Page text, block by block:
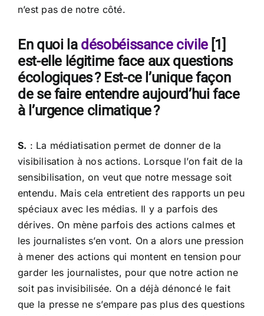
n’est pas de notre côté.
En quoi la désobéissance civile[1]
est-elle légitime face aux questions
écologiques ? Est-ce l’unique façon
de se faire entendre aujourd’hui face
à l’urgence climatique ?
S. : La médiatisation permet de donner de la
visibilisation à nos actions. Lorsque l’on fait de la
sensibilisation, on veut que notre message soit
entendu. Mais cela entretient des rapports un peu
spéciaux avec les médias. Il y a parfois des
dérives. On mène parfois des actions calmes et
les journalistes s’en vont. On a alors une pression
à mener des actions qui montent en tension pour
garder les journalistes, pour que notre action ne
soit pas invisibilisée. On a déjà dénoncé le fait
que la presse ne s’empare pas plus des questions